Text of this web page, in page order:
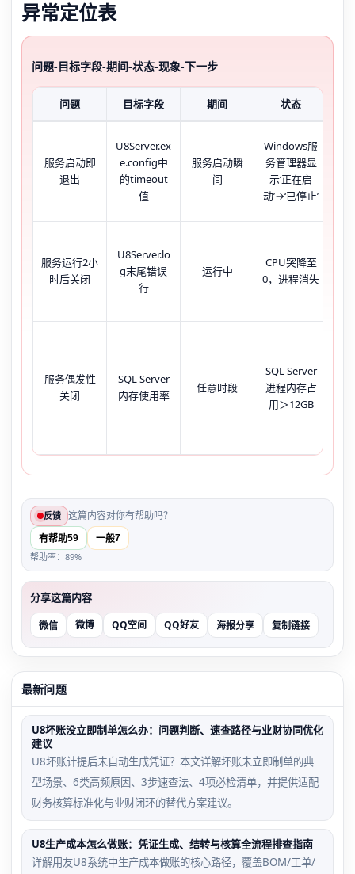
异常定位表
问题-目标字段-期间-状态-现象-下一步
问题 目标字段 期间 状态
服务启动即
退出
U8Server.ex
e.config中
的timeout
值
服务启动瞬
间
Windows服
务管理器显
示‘正在启
动’→‘已停止’
服务运行2小
时后关闭
U8Server.lo
g末尾错误
行
运行中
CPU突降至
0，进程消失
服务偶发性
关闭
SQL Server
内存使用率
任意时段
SQL Server
进程内存占
用＞12GB
反馈 这篇内容对你有帮助吗？
有帮助59 一般7
帮助率：89%
分享这篇内容
微信 微博 QQ空间 QQ好友 海报分享 复制链接
最新问题
U8坏账没立即制单怎么办：问题判断、速查路径与业财协同优化
建议
U8坏账计提后未自动生成凭证？本文详解坏账未立即制单的典
型场景、6类高频原因、3步速查法、4项必检清单，并提供适配
财务核算标准化与业财闭环的替代方案建议。
U8生产成本怎么做账：凭证生成、结转与核算全流程排查指南
详解用友U8系统中生产成本做账的核心路径，覆盖BOM/工单/